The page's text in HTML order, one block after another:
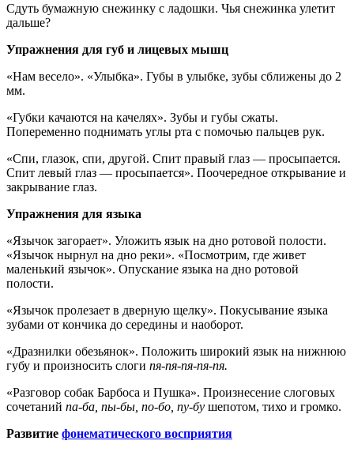
Сдуть бумажную снежинку с ладошки. Чья снежинка улетит
дальше?
Упражнения для губ и лицевых мышц
«Нам весело». «Улыбка». Губы в улыбке, зубы сближены до 2
мм.
«Губки качаются на качелях». Зубы и губы сжаты.
Попеременно поднимать углы рта с помочью пальцев рук.
«Спи, глазок, спи, другой. Спит правый глаз — просыпается.
Спит левый глаз — просыпается». Поочередное открывание и
закрывание глаз.
Упражнения для языка
«Язычок загорает». Уложить язык на дно ротовой полости.
«Язычок нырнул на дно реки». «Посмотрим, где живет
маленький язычок». Опускание языка на дно ротовой
полости.
«Язычок пролезает в дверную щелку». Покусывание языка
зубами от кончика до середины и наоборот.
«Дразнилки обезьянок». Положить широкий язык на нижнюю
губу и произносить слоги пя-пя-пя-пя-пя.
«Разговор собак Барбоса и Пушка». Произнесение слоговых
сочетаний па-ба, пы-бы, по-бо, пу-бу шепотом, тихо и громко.
Развитие фонематического восприятия